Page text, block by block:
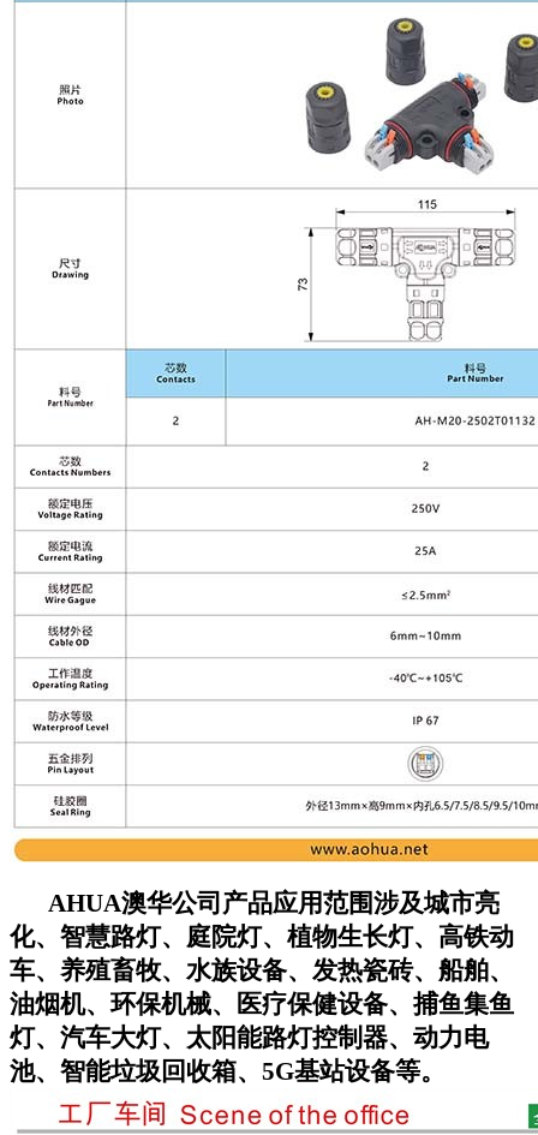
AHUA澳华公司 产品应用范围涉及城市亮
化、智慧路灯、庭院灯、植物生长灯、高铁动
车、养殖畜牧、水族设备、发热瓷砖、船舶、
油烟机、环保机械、医疗保健设备、捕鱼集鱼
灯、汽车大灯、太阳能路灯控制器、动力电
池、智能垃圾回收箱、5G基站设备等。